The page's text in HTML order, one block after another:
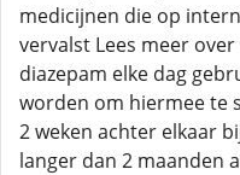
medicijnen die op
vervalst Lees meer
diazepam elke dag
worden om hiermee te
2 weken achter elkaar
langer dan 2 maanden